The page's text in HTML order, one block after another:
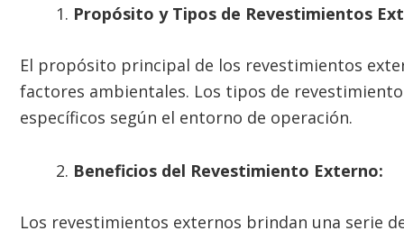
Propósito y Tipos de Revestimientos
El propósito principal de los revestimientos
factores ambientales. Los tipos de
específicos según el entorno de operación.
Beneficios del Revestimiento Externo:
Los revestimientos externos brindan una serie